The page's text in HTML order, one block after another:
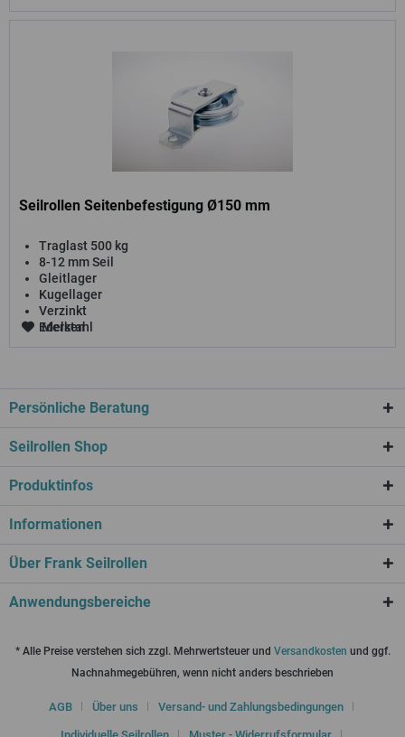
Seilrollen Seitenbefestigung Ø150 mm
Traglast 500 kg
8-12 mm Seil
Gleitlager
Kugellager
Verzinkt
Edelstahl
Merken
Persönliche Beratung
Seilrollen Shop
Produktinfos
Informationen
Über Frank Seilrollen
Anwendungsbereiche
* Alle Preise verstehen sich zzgl. Mehrwertsteuer und Versandkosten und ggf.
Nachnahmegebühren, wenn nicht anders beschrieben
AGB Über uns Versand- und Zahlungsbedingungen